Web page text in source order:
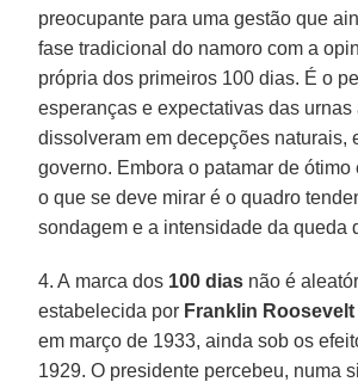
preocupante para uma gestão que
fase tradicional do namoro com a
própria dos primeiros 100 dias. É o
esperanças e expectativas das
dissolveram em decepções naturais,
governo. Embora o patamar de ótimo
o que se deve mirar é o quadro
sondagem e a intensidade da queda
4. A marca dos 100 dias não é
estabelecida por Franklin Roosevelt
em março de 1933, ainda sob os
1929. O presidente percebeu, numa